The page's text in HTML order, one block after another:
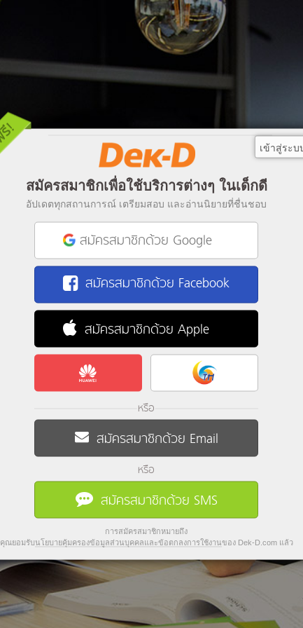
สมัครสมาชิกเพื่อใช้บริการต่างๆ ในเด็กดี
อัปเดตทุกสถานการณ์ เตรียมสอบ และอ่านนิยายที่ชื่นชอบ
สมัครสมาชิกด้วย Google
สมัครสมาชิกด้วย Facebook
สมัครสมาชิกด้วย Apple
หรือ
สมัครสมาชิกด้วย Email
หรือ
สมัครสมาชิกด้วย SMS
การสมัครสมาชิกหมายถึง
คุณยอมรับนโยบายคุ้มครองข้อมูลส่วนบุคคลและข้อตกลงการใช้งานของ Dek-D.com แล้ว
เข้าสู่ระบ